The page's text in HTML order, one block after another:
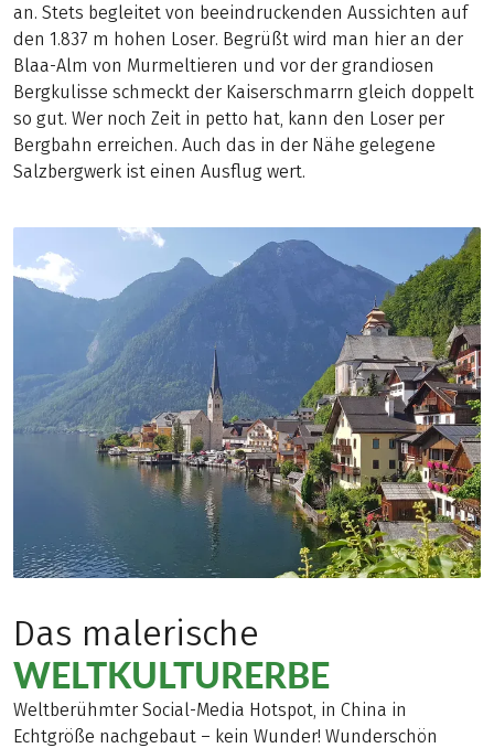
an. Stets begleitet von beeindruckenden Aussichten auf
den 1.837 m hohen Loser. Begrüßt wird man hier an der
Blaa-Alm von Murmeltieren und vor der grandiosen
Bergkulisse schmeckt der Kaiserschmarrn gleich doppelt
so gut. Wer noch Zeit in petto hat, kann den Loser per
Bergbahn erreichen. Auch das in der Nähe gelegene
Salzbergwerk ist einen Ausflug wert.
Das malerische
WELTKULTURERBE
Weltberühmter Social-Media Hotspot, in China in
Echtgröße nachgebaut – kein Wunder! Wunderschön